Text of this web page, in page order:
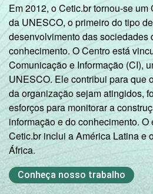
Em 2012, o Cetic.br tornou-se
da UNESCO, o primeiro do tipo
desenvolvimento das sociedades
conhecimento. O Centro está
Comunicação e Informação (CI),
UNESCO. Ele contribui para que
da organização sejam atingidos,
esforços para monitorar a
informação e do conhecimento.
Cetic.br inclui a América Latina e
África.
Conheça nosso trabalho